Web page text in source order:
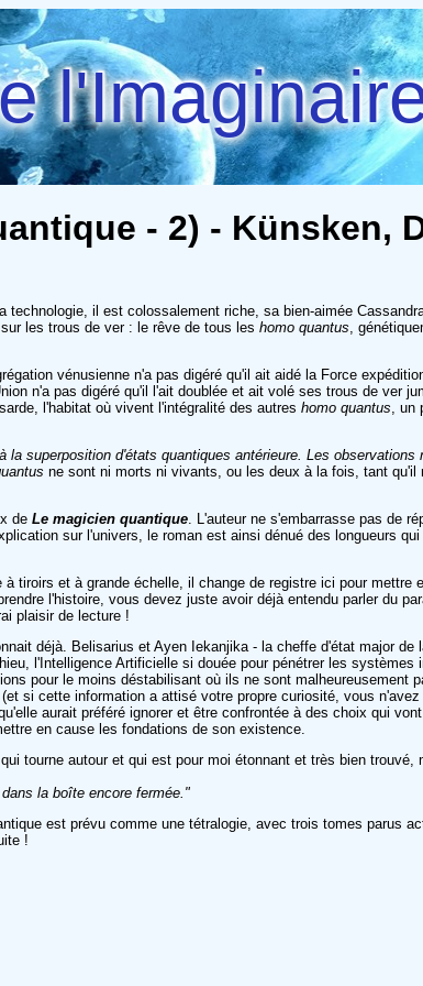
- 2) - Künsken,
il est colossalement riche, sa bien-aimée
les trous de ver : le rêve de tous les homo quantus ,
vénusienne n'a pas digéré qu'il ait aidé la Force
n'a pas digéré qu'il l'ait doublée et ait volé ses trous de ver
l'habitat où vivent l'intégralité des autres homo quantus ,
superposition d'états quantiques antérieure. Les
ne sont ni morts ni vivants, ou les deux à la fois, tant
de Le magicien quantique . L'auteur ne s'embarrasse pas de
sur l'univers, le roman est ainsi dénué des longueurs
tiroirs et à grande échelle, il change de registre ici pour
l'histoire, vous devez juste avoir déjà entendu parler du
plaisir de lecture !
déjà. Belisarius et Ayen Iekanjika - la cheffe d'état major
l'Intelligence Artificielle si douée pour pénétrer les
pour le moins déstabilisant où ils ne sont
si cette information a attisé votre propre curiosité, vous
aurait préféré ignorer et être confrontée à des choix qui
en cause les fondations de son existence.
tourne autour et qui est pour moi étonnant et très bien trouvé,
la boîte encore fermée."
est prévu comme une tétralogie, avec trois tomes parus
!